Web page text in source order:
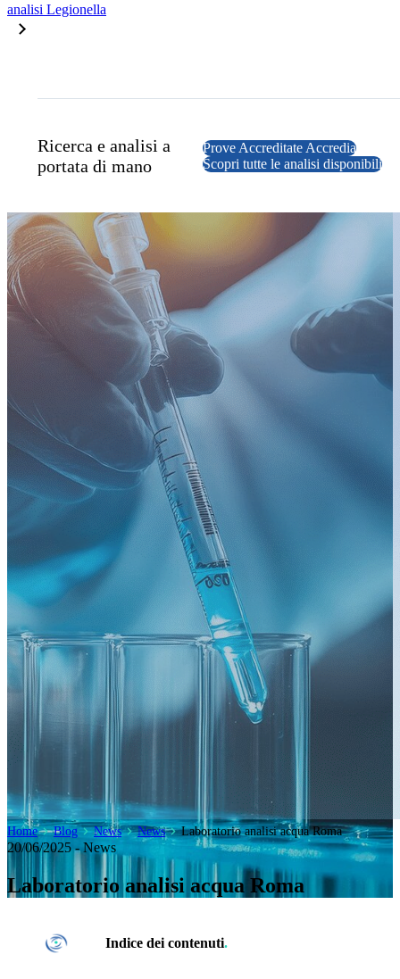
analisi Legionella
Ricerca e analisi a
portata di mano
Prove Accreditate Accredia
Scopri tutte le analisi disponibili
Home Blog News News Laboratorio analisi acqua Roma
20/06/2025 - News
Laboratorio analisi acqua Roma
Indice dei contenuti.